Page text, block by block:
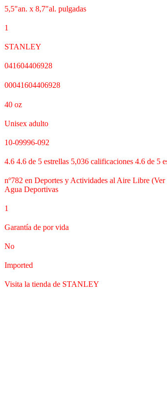
5,5"an. x 8,7"al. pulgadas
‎1
STANLEY
041604406928
00041604406928
‎40 oz
Unisex adulto
10-09996-092
4.6 4.6 de 5 estrellas 5,036 calificaciones 4.6 de 5
nº782 en Deportes y Actividades al Aire Libre
Agua Deportivas
‎1
Garantía de por vida
‎No
Imported
Visita la tienda de STANLEY